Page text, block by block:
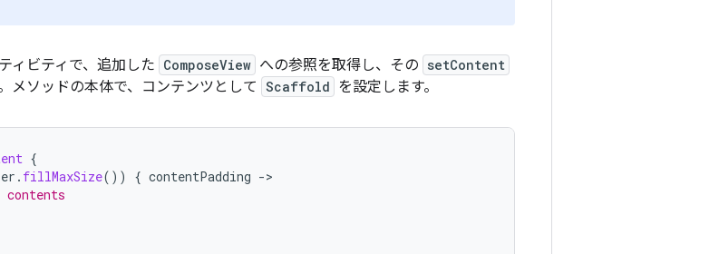
ィビティで、追加した ComposeView への参照を取得し、その setContent
メソッドの本体で、コンテンツとして Scaffold を設定します。
{
. fillMaxSize()) { contentPadding -